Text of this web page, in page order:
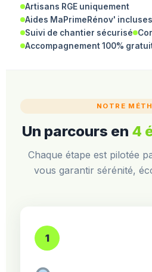
Artisans RGE uniquement
Aides MaPrimeRénov' incluses
Suivi de chantier sécurisé
Accompagnement 100%
NOTRE
Un parcours en 4
Chaque étape est pilotée
vous garantir sérénité,
1